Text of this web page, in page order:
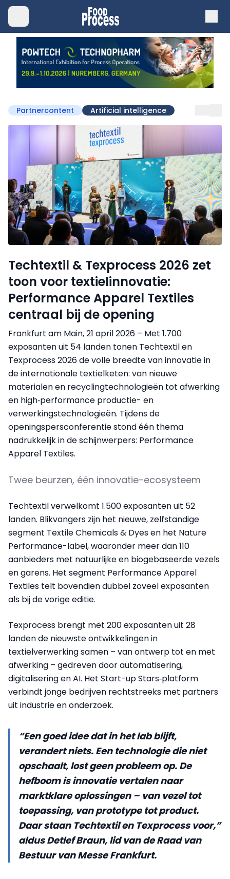
Partnercontent Artificial intelligence
Techtextil & Texprocess 2026 zet
toon voor textielinnovatie:
Performance Apparel Textiles
centraal bij de opening
Frankfurt am Main, 21 april 2026 – Met 1.700
exposanten uit 54 landen tonen Techtextil en
Texprocess 2026 de volle breedte van innovatie in
de internationale textielketen: van nieuwe
materialen en recyclingtechnologieën tot afwerking
en high‑performance productie- en
verwerkingstechnologieën. Tijdens de
openingspersconferentie stond één thema
nadrukkelijk in de schijnwerpers: Performance
Apparel Textiles.
Twee beurzen, één innovatie-ecosysteem
Techtextil verwelkomt 1.500 exposanten uit 52
landen. Blikvangers zijn het nieuwe, zelfstandige
segment Textile Chemicals & Dyes en het Nature
Performance-label, waaronder meer dan 110
aanbieders met natuurlijke en biogebaseerde vezels
en garens. Het segment Performance Apparel
Textiles telt bovendien dubbel zoveel exposanten
als bij de vorige editie.
Texprocess brengt met 200 exposanten uit 28
landen de nieuwste ontwikkelingen in
textielverwerking samen – van ontwerp tot en met
afwerking – gedreven door automatisering,
digitalisering en AI. Het Start-up Stars‑platform
verbindt jonge bedrijven rechtstreeks met partners
uit industrie en onderzoek.
“Een goed idee dat in het lab blijft,
verandert niets. Een technologie die niet
opschaalt, lost geen probleem op. De
hefboom is innovatie vertalen naar
marktklare oplossingen – van vezel tot
toepassing, van prototype tot product.
Daar staan Techtextil en Texprocess voor,”
aldus Detlef Braun, lid van de Raad van
Bestuur van Messe Frankfurt.